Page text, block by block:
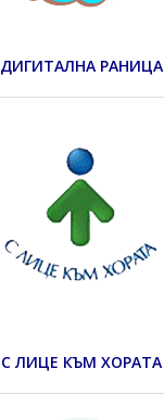
ДИГИТАЛНА РАНИЦА
С ЛИЦЕ КЪМ ХОРАТА